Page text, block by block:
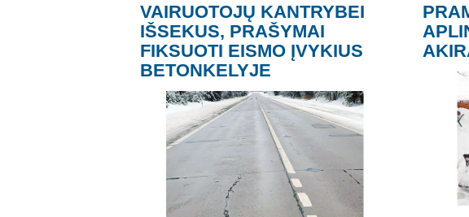
VAIRUOTOJŲ KANTRYBEI
IŠSEKUS, PRAŠYMAI
FIKSUOTI EISMO ĮVYKIUS
BETONKELYJE